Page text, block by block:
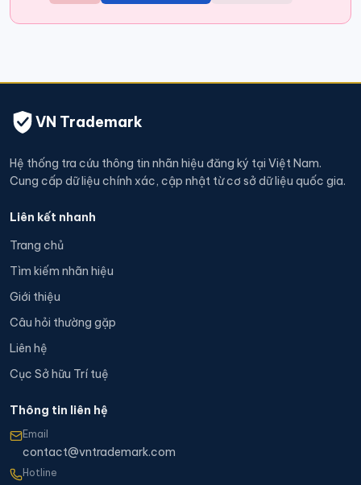
VN Trademark
Hệ thống tra cứu thông tin nhãn hiệu đăng ký tại Việt Nam.
Cung cấp dữ liệu chính xác, cập nhật từ cơ sở dữ liệu quốc gia.
Liên kết nhanh
Trang chủ
Tìm kiếm nhãn hiệu
Giới thiệu
Câu hỏi thường gặp
Liên hệ
Cục Sở hữu Trí tuệ
Thông tin liên hệ
Email
contact@vntrademark.com
Hotline